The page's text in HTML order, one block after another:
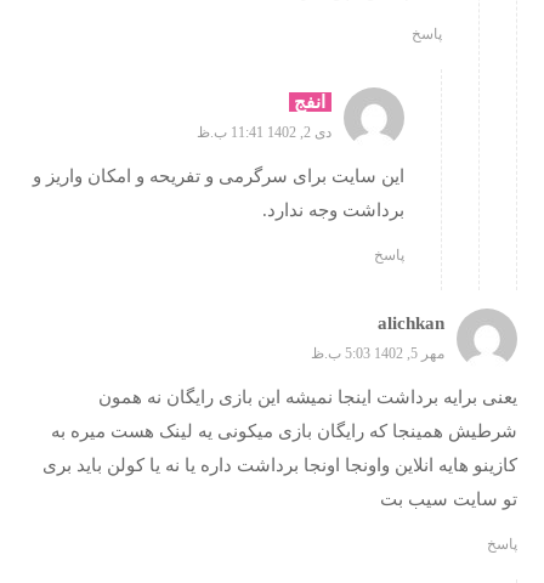
پاسخ
انفج
دی 2, 1402 11:41 ب.ظ
این سایت برای سرگرمی و تفریحه و امکان واریز و
برداشت وجه ندارد.
پاسخ
alichkan
مهر 5, 1402 5:03 ب.ظ
یعنی برایه برداشت اینجا نمیشه این بازی رایگان نه همون
شرطیش همینجا که رایگان بازی میکونی یه لینک هست میره به
کازینو هایه انلاین واونجا اونجا برداشت داره یا نه یا کولن باید بری
تو سایت سیب بت
پاسخ